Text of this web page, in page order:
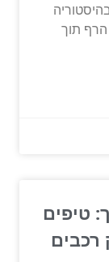
הרף תוך
טיפים
רכבים